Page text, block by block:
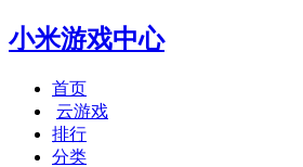
小米游戏中心
首页
云游戏
排行
分类